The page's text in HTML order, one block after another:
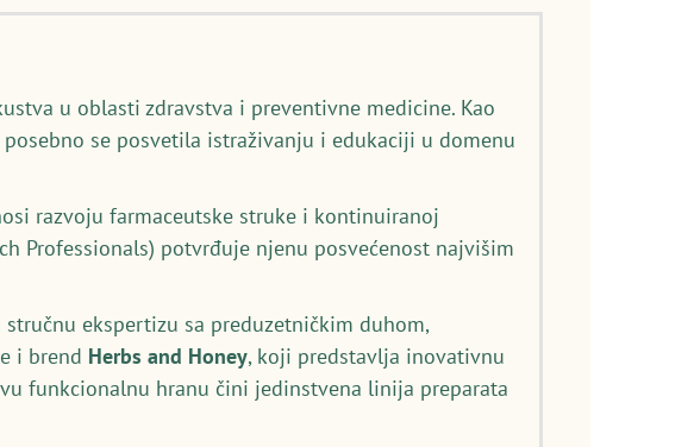
u oblasti zdravstva i preventivne medicine. Kao
posebno se posvetila istraživanju i edukaciji u domenu
razvoju farmaceutske struke i kontinuiranoj
Professionals) potvrđuje njenu posvećenost najvišim
stručnu ekspertizu sa preduzetničkim duhom,
i brend Herbs and Honey, koji predstavlja inovativnu
funkcionalnu hranu čini jedinstvena linija preparata